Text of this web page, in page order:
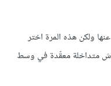
ولكن هذه المرة اختر
متداخلة معقّدة في وسط